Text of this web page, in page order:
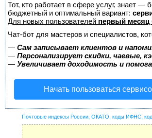
Тот, кто работает в сфере услуг, знает —
бюджетный и оптимальный вариант:
Для новых пользователей первый месяц
Чат-бот для мастеров и специалистов,
— Сам записывает клиентов и
— Персонализирует скидки, чаевые,
— Увеличивает доходимость и
Начать пользоваться
Почтовые индексы России, ОКАТО, коды ИФНС,